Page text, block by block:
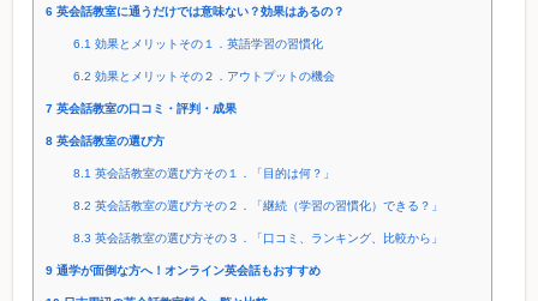
6 英会話教室に通うだけでは意味ない？効果はあるの？
6.1 効果とメリットその１．英語学習の習慣化
6.2 効果とメリットその２．アウトプットの機会
7 英会話教室の口コミ・評判・成果
8 英会話教室の選び方
8.1 英会話教室の選び方その１．「目的は何？」
8.2 英会話教室の選び方その２．「継続（学習の習慣化）できる？」
8.3 英会話教室の選び方その３．「口コミ、ランキング、比較から」
9 通学が面倒な方へ！オンライン英会話もおすすめ